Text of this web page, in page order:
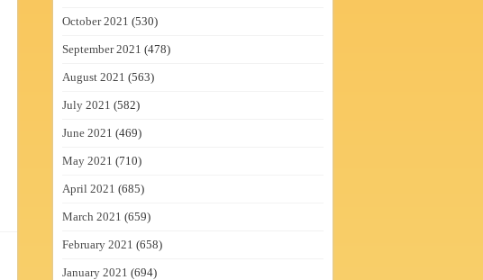
October 2021 (530)
September 2021 (478)
August 2021 (563)
July 2021 (582)
June 2021 (469)
May 2021 (710)
April 2021 (685)
March 2021 (659)
February 2021 (658)
January 2021 (694)